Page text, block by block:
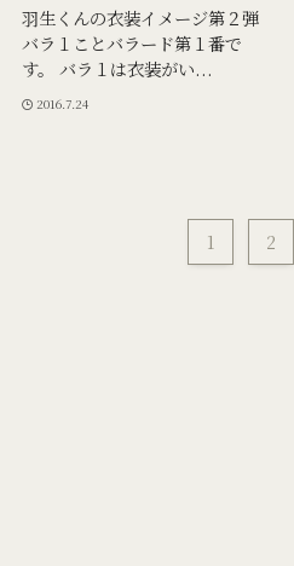
羽生くんの衣装イメージ第２弾
バラ１ことバラード第１番で
す。 バラ１は衣装がい...
2016.7.24
1 2